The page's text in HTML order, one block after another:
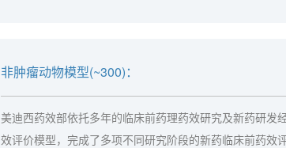
非肿瘤动物模型(~300)：
美迪西药效部依托多年的临床前药理药效研究及新药研
效评价模型，完成了多项不同研究阶段的新药临床前药效评